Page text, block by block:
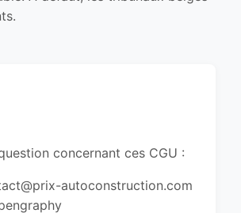
concernant ces CGU :
autoconstruction.com